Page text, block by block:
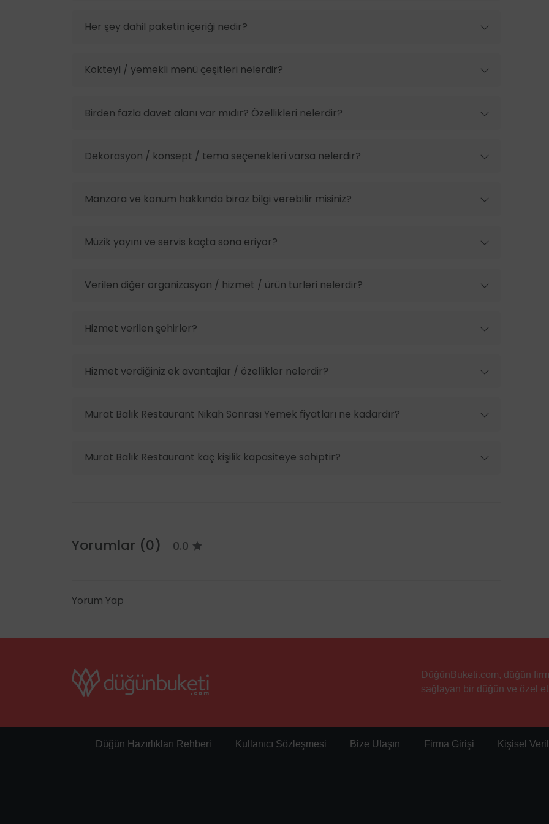
Her şey dahil paketin içeriği nedir?
Kokteyl / yemekli menü çeşitleri nelerdir?
Birden fazla davet alanı var mıdır? Özellikleri nelerdir?
Dekorasyon / konsept / tema seçenekleri varsa nelerdir?
Manzara ve konum hakkında biraz bilgi verebilir misiniz?
Müzik yayını ve servis kaçta sona eriyor?
Verilen diğer organizasyon / hizmet / ürün türleri nelerdir?
Hizmet verilen şehirler?
Hizmet verdiğiniz ek avantajlar / özellikler nelerdir?
Murat Balık Restaurant Nikah Sonrası Yemek fiyatları ne kadardır?
Murat Balık Restaurant kaç kişilik kapasiteye sahiptir?
Yorumlar (0) 0.0
Yorum Yap
DüğünBuketi.com, düğün
sağlayan bir düğün ve özel
Düğün Hazırlıkları Rehberi Kullanıcı Sözleşmesi Bize Ulaşın Firma Girişi Kişisel